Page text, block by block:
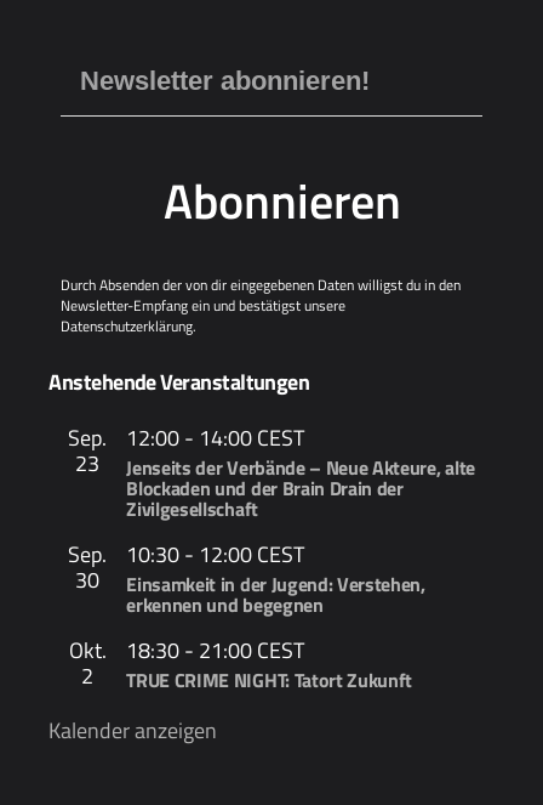
Abonnieren
Durch Absenden der von dir eingegebenen Daten willigst du in den
Newsletter-Empfang ein und bestätigst unsere
Datenschutzerklärung.
Anstehende Veranstaltungen
Sep.
23
12:00- 14:00CEST
Jenseits der Verbände – Neue Akteure, alte
Blockaden und der Brain Drain der
Zivilgesellschaft
Sep.
30
10:30- 12:00CEST
Einsamkeit in der Jugend: Verstehen,
erkennen und begegnen
Okt.
2
18:30- 21:00CEST
TRUE CRIME NIGHT: Tatort Zukunft
Kalender anzeigen